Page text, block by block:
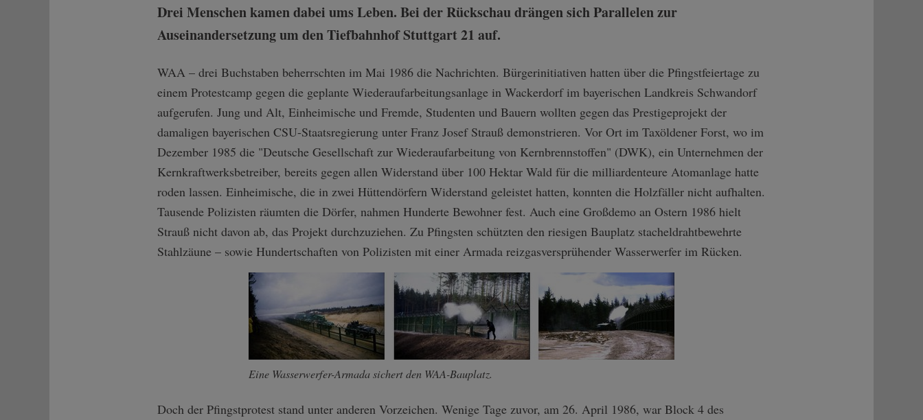
Drei Menschen kamen dabei ums Leben. Bei der Rückschau drängen sich Parallelen zur
Auseinandersetzung um den Tiefbahnhof Stuttgart 21 auf.
WAA – drei Buchstaben beherrschten im Mai 1986 die Nachrichten. Bürgerinitiativen hatten über die Pfingstfeiertage zu
einem Protestcamp gegen die geplante Wiederaufarbeitungsanlage in Wackerdorf im bayerischen Landkreis Schwandorf
aufgerufen. Jung und Alt, Einheimische und Fremde, Studenten und Bauern wollten gegen das Prestigeprojekt der
damaligen bayerischen CSU-Staatsregierung unter Franz Josef Strauß demonstrieren. Vor Ort im Taxöldener Forst, wo im
Dezember 1985 die "Deutsche Gesellschaft zur Wiederaufarbeitung von Kernbrennstoffen" (DWK), ein Unternehmen der
Kernkraftwerksbetreiber, bereits gegen allen Widerstand über 100 Hektar Wald für die milliardenteure Atomanlage hatte
roden lassen. Einheimische, die in zwei Hüttendörfern Widerstand geleistet hatten, konnten die Holzfäller nicht aufhalten.
Tausende Polizisten räumten die Dörfer, nahmen Hunderte Bewohner fest. Auch eine Großdemo an Ostern 1986 hielt
Strauß nicht davon ab, das Projekt durchzuziehen. Zu Pfingsten schützten den riesigen Bauplatz stacheldrahtbewehrte
Stahlzäune – sowie Hundertschaften von Polizisten mit einer Armada reizgasversprühender Wasserwerfer im Rücken.
Eine Wasserwerfer-Armada sichert den WAA-Bauplatz.
Doch der Pfingstprotest stand unter anderen Vorzeichen. Wenige Tage zuvor, am 26. April 1986, war Block 4 des